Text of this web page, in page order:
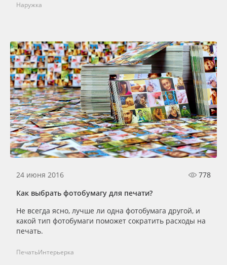
Наружка
24 июня 2016
778
Как выбрать фотобумагу для печати?
Не всегда ясно, лучше ли одна фотобумага другой, и
какой тип фотобумаги поможет сократить расходы на
печать.
ПечатьИнтерьерка